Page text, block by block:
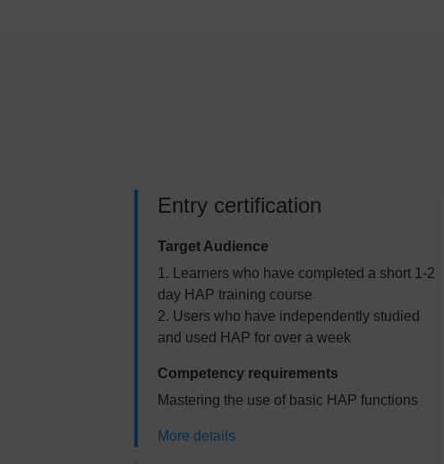
Entry certification
Target Audience
1. Learners who have completed a short 1-2
day HAP training course
2. Users who have independently studied
and used HAP for over a week
Competency requirements
Mastering the use of basic HAP functions
More details